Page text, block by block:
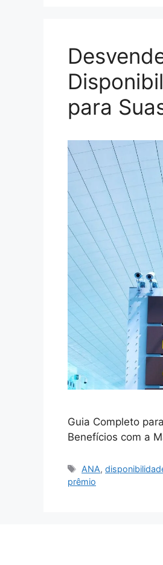
para
Guia Completo
Benefícios com a
Tags
ANA,
prêmio